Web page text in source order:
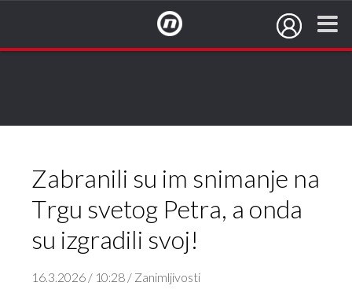
Zabranili su im snimanje na
Trgu svetog Petra, a onda
su izgradili svoj!
16.3.2026 / 10:28 / Zanimljivosti